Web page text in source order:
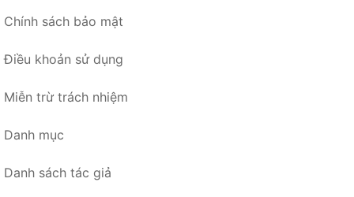
Chính sách bảo mật
Điều khoản sử dụng
Miễn trừ trách nhiệm
Danh mục
Danh sách tác giả